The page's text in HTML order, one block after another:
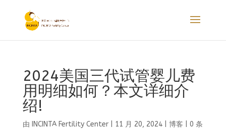
2024美国三代试管婴儿费
用明细如何？本文详细介
绍!
由 INCINTA Fertility Center| 11 月 20, 2024| 博客
0 条